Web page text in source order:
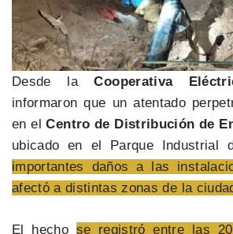
Desde laCooperativa
informaron que un atentado
en elCentro de Distribución de
ubicado en el Parque Industrial
importantes daños a las
afectó a distintas zonas de la
El hecho se registró entre las